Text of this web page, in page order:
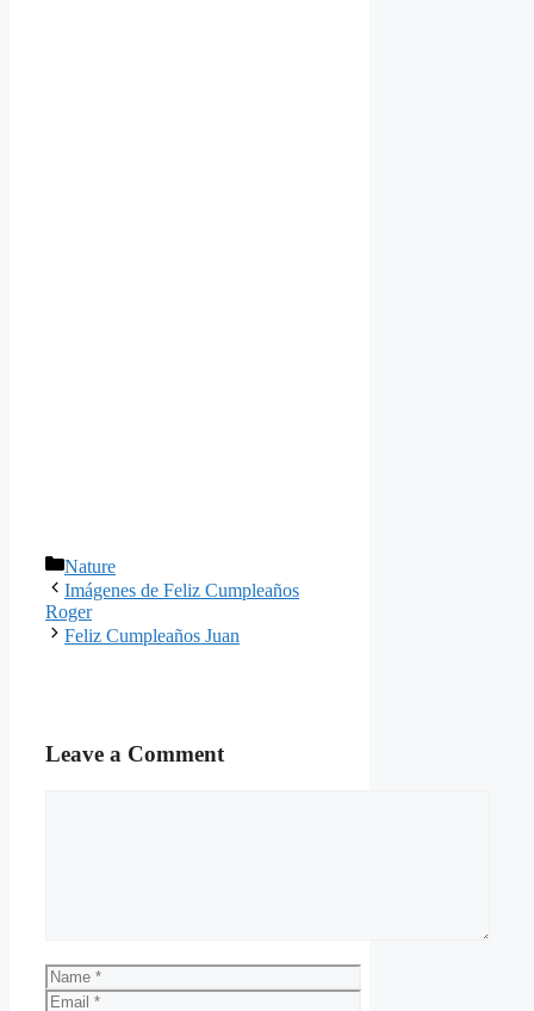
Categories
Nature
Imágenes de Feliz Cumpleaños
Roger
Feliz Cumpleaños Juan
Leave a Comment
Name
Email